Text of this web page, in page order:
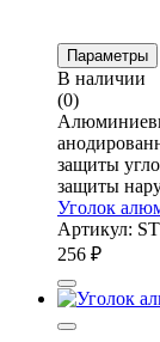
Параметры
В наличии
(0)
защиты
защиты
Уголок
Артикул:
256 ₽